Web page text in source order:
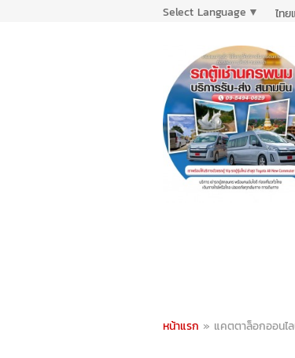
Select Language ▼ ไท
หน้าแรก » แคตตาล็อกออนไ